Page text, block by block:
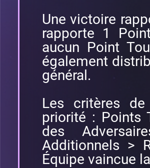
Une victoire
rapporte 1
aucun Point
également
général.
Les critères
priorité : Points
des
Additionnels >
Équipe vaincue